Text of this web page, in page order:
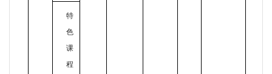
特
色
课
程